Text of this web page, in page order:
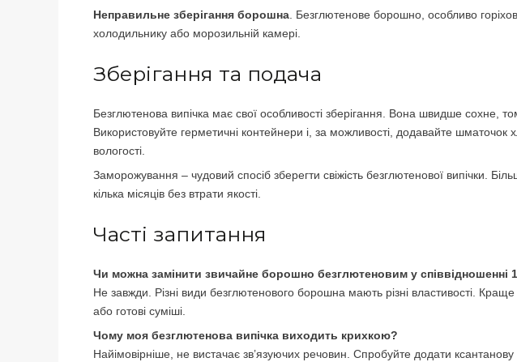
Неправильне зберігання борошна. Безглютенове борошно, особливо
холодильнику або морозильній камері.
Зберігання та подача
Безглютенова випічка має свої особливості зберігання. Вона швидше сохне,
Використовуйте герметичні контейнери і, за можливості, додавайте шматочок
вологості.
Заморожування – чудовий спосіб зберегти свіжість безглютенової випічки.
кілька місяців без втрати якості.
Часті запитання
Чи можна замінити звичайне борошно безглютеновим у співвідношенні
Не завжди. Різні види безглютенового борошна мають різні властивості. Краще
або готові суміші.
Чому моя безглютенова випічка виходить крихкою?
Найімовірніше, не вистачає зв’язуючих речовин. Спробуйте додати ксантанову